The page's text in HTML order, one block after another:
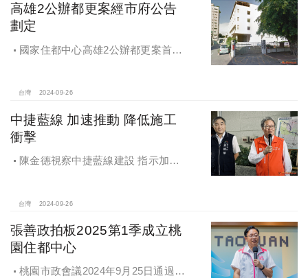
高雄2公辦都更案經市府公告
劃定
國家住都中心高雄2公辦都更案首度
台灣 2024-09-26
中捷藍線 加速推動 降低施工
衝擊
陳金德視察中捷藍線建設 指示加速
台灣 2024-09-26
張善政拍板2025第1季成立桃
園住都中心
桃園市政會議2024年9月25日通過